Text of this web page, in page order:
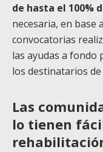
de hasta el 100%
necesaria, en base
convocatorias
las ayudas a fondo
los destinatarios de
Las
lo tienen